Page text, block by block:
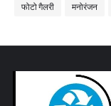
फोटो गैलरी मनोरंजन